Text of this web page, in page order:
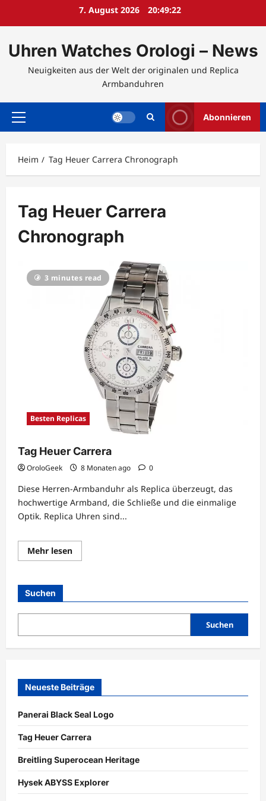
7. August 2026 20:49:23
Uhren Watches Orologi – News
Neuigkeiten aus der Welt der originalen und Replica
Armbanduhren
Hauptmenü Abonnieren
Heim Tag Heuer Carrera Chronograph
Tag Heuer Carrera
Chronograph
3 minutes read
Besten Replicas
Tag Heuer Carrera
OroloGeek 8 Monaten ago 0
Diese Herren-Armbanduhr als Replica überzeugt, das
hochwertige Armband, die Schließe und die einmalige
Optik. Replica Uhren sind...
Mehr lesenLesen
Sie
Carrera
Suchen
Suchen
Neueste Beiträge
Panerai Black Seal Logo
Tag Heuer Carrera
Breitling Superocean Heritage
Hysek ABYSS Explorer